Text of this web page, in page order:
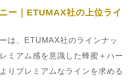
ー｜ETUMAX社の上位ライ
は、ETUMAX社のラインナッ
ミアム感を意識した蜂蜜＋ハー
りプレミアムなラインを求める